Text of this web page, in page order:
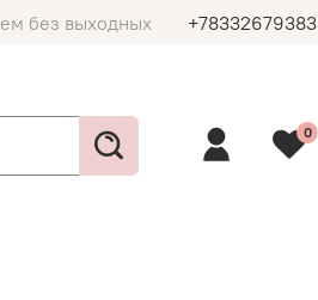
без выходных +78332679383
0